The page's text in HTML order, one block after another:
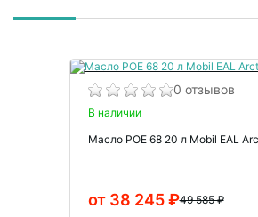
0 отзывов
В наличии
Масло POE 68 20 л Mobil EAL
49 585 ₽
от 38 245 ₽